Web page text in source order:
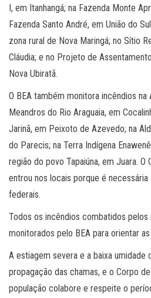
I, em Itanhangá; na Fazenda Monte
Fazenda Santo André, em União do
zona rural de Nova Maringá; no Sítio
Cláudia; e no Projeto de
Nova Ubiratã.
O BEA também monitora incêndios
Meandros do Rio Araguaia, em
Jarinã, em Peixoto de Azevedo; na
do Parecis; na Terra Indígena
região do povo Tapaiúna, em Juara.
entrou nos locais porque é
federais.
Todos os incêndios combatidos
monitorados pelo BEA para orientar
A estiagem severa e a baixa umidade
propagação das chamas, e o Corpo
população colabore e respeite o